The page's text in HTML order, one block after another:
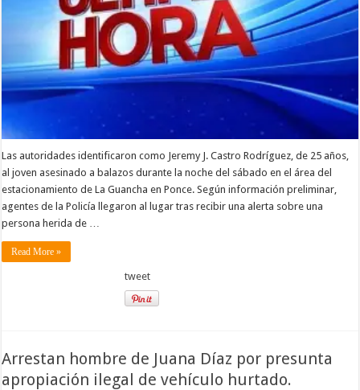
Las autoridades identificaron como Jeremy J. Castro Rodríguez, de 25 años,
al joven asesinado a balazos durante la noche del sábado en el área del
estacionamiento de La Guancha en Ponce. Según información preliminar,
agentes de la Policía llegaron al lugar tras recibir una alerta sobre una
persona herida de …
Read More »
tweet
Arrestan hombre de Juana Díaz por presunta
apropiación ilegal de vehículo hurtado.